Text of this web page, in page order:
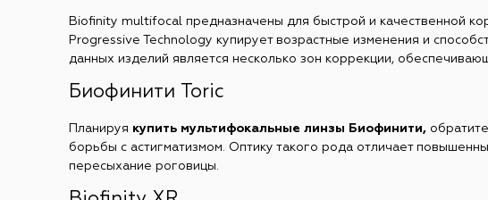
Biofinity multifocal предназначены для быстрой и качественной
Progressive Technology купирует возрастные изменения и
данных изделий является несколько зон коррекции,
Биофинити Toric
Планируя купить мультифокальные линзы Биофинити,
борьбы с астигматизмом. Оптику такого рода отличает
пересыхание роговицы.